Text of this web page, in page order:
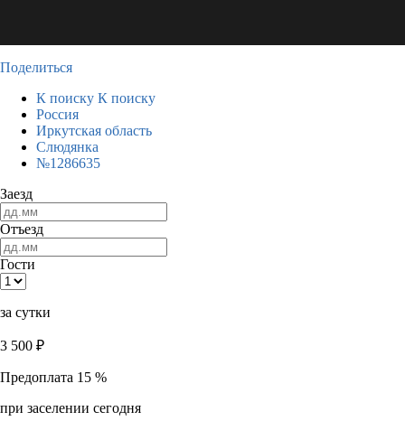
Поделиться
К поиску К поиску
Россия
Иркутская область
Слюдянка
№1286635
Заезд
Отъезд
Гости
за сутки
3 500 ₽
Предоплата 15 %
при заселении сегодня